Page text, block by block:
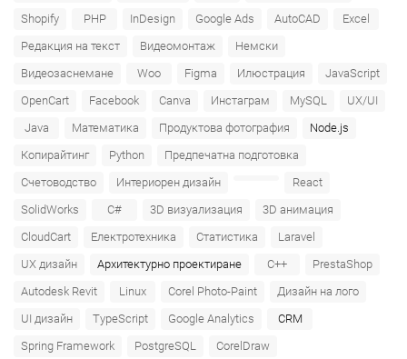
Shopify
PHP InDesign Google Ads AutoCAD
Excel
Редакция на текст
Видеомонтаж
Немски
Видеозаснемане
Woo Figma Илюстрация
JavaScript
OpenCart
Facebook Canva Инстаграм MySQL
UX/UI
Java
Математика Продуктова фотография
Node.js
Копирайтинг
Python
Предпечатна подготовка
Счетоводство
Интериорен дизайн
React
SolidWorks
C# 3D визуализация
3D анимация
CloudCart
Електротехника Статистика
Laravel
UX дизайн
Архитектурно проектиране C++
PrestaShop
Autodesk Revit
Linux Corel Photo-Paint
Дизайн на лого
UI дизайн
TypeScript Google Analytics
CRM
Spring Framework
PostgreSQL
CorelDraw